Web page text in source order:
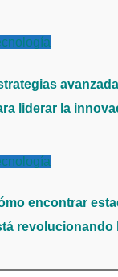
liderar la
encontrar
revolucionando